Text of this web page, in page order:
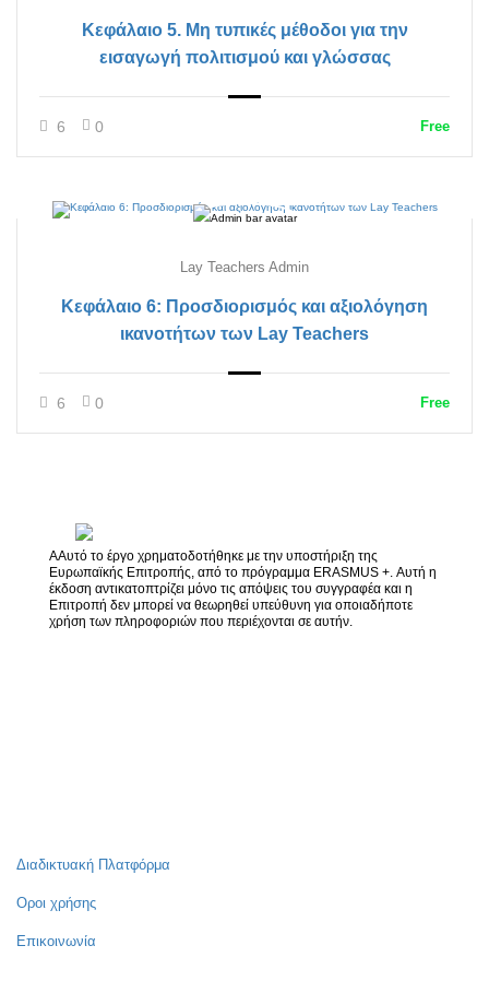
Κεφάλαιο 5. Μη τυπικές μέθοδοι για την
εισαγωγή πολιτισμού και γλώσσας
6 0 Free
Lay Teachers Admin
Κεφάλαιο 6: Προσδιορισμός και αξιολόγηση
ικανοτήτων των Lay Teachers
6 0 Free
AΑυτό το έργο χρηματοδοτήθηκε με την υποστήριξη της
Ευρωπαϊκής Επιτροπής, από το πρόγραμμα ERASMUS +. Αυτή η
έκδοση αντικατοπτρίζει μόνο τις απόψεις του συγγραφέα και η
Επιτροπή δεν μπορεί να θεωρηθεί υπεύθυνη για οποιαδήποτε
χρήση των πληροφοριών που περιέχονται σε αυτήν.
Διαδικτυακή Πλατφόρμα
Οροι χρήσης
Επικοινωνία